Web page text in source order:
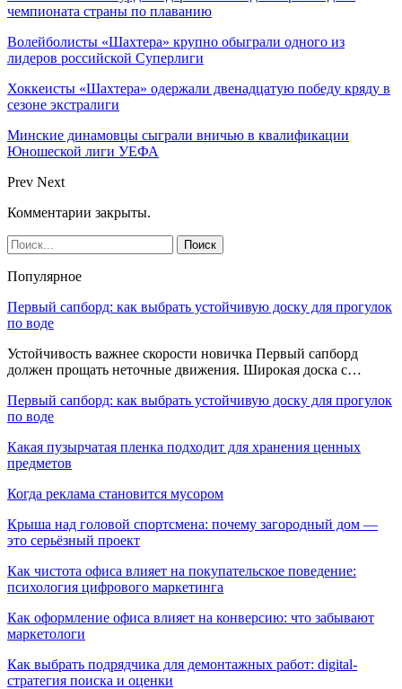
чемпионата страны по плаванию
Волейболисты «Шахтера» крупно обыграли одного из
лидеров российской Суперлиги
Хоккеисты «Шахтера» одержали двенадцатую победу кряду в
сезоне экстралиги
Минские динамовцы сыграли вничью в квалификации
Юношеской лиги УЕФА
Prev Next
Комментарии закрыты.
Популярное
Первый сапборд: как выбрать устойчивую доску для прогулок
по воде
Устойчивость важнее скорости новичка Первый сапборд
должен прощать неточные движения. Широкая доска с…
Первый сапборд: как выбрать устойчивую доску для прогулок
по воде
Какая пузырчатая пленка подходит для хранения ценных
предметов
Когда реклама становится мусором
Крыша над головой спортсмена: почему загородный дом —
это серьёзный проект
Как чистота офиса влияет на покупательское поведение:
психология цифрового маркетинга
Как оформление офиса влияет на конверсию: что забывают
маркетологи
Как выбрать подрядчика для демонтажных работ: digital-
стратегия поиска и оценки